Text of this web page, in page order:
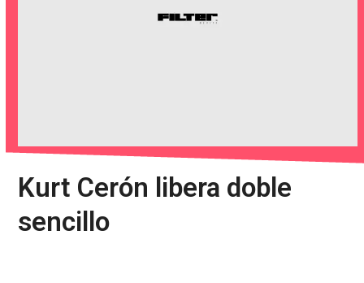
Kurt Cerón libera doble
sencillo